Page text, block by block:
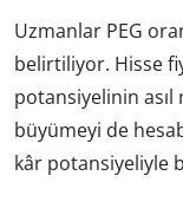
Uzmanlar PEG
belirtiliyor. Hisse
potansiyelinin asıl
büyümeyi de
kâr potansiyeliyle